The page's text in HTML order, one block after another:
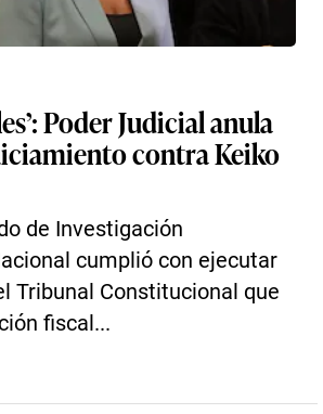
Poder Judicial anula
contra Keiko
de Investigación
cumplió con ejecutar
Tribunal Constitucional que
fiscal...